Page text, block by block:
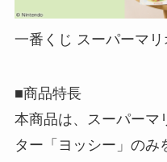
一番くじ スーパーマ
■商品特長
本商品は、スーパーマ
ター「ヨッシー」のみ